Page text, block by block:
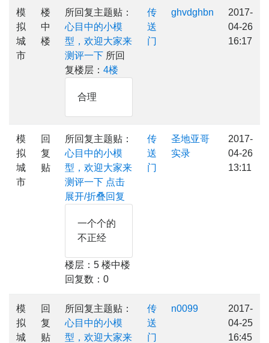
模
拟
城
市
楼
中
楼
所回复主题贴：
心目中的小模
型，欢迎大家来
测评一下 所回
复楼层： 4楼
合理
传
送
门
ghvdghbn
2017-
04-26
16:17
模
拟
城
市
回
复
贴
所回复主题贴：
心目中的小模
型，欢迎大家来
测评一下 点击
展开/折叠回复
一个个的
不正经
楼层：5 楼中楼
回复数：0
传
送
门
圣地亚哥
实录
2017-
04-26
13:11
模
拟
城
回
复
贴
所回复主题贴：
心目中的小模
型，欢迎大家来
传
送
门
n0099
2017-
04-25
16:45